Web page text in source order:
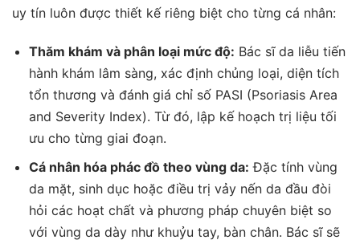
uy tín luôn được thiết kế riêng biệt cho từng cá nhân:
Thăm khám và phân loại mức độ: Bác sĩ da liễu tiến
hành khám lâm sàng, xác định chủng loại, diện tích
tổn thương và đánh giá chỉ số PASI (Psoriasis Area
and Severity Index). Từ đó, lập kế hoạch trị liệu tối
ưu cho từng giai đoạn.
Cá nhân hóa phác đồ theo vùng da: Đặc tính vùng
da mặt, sinh dục hoặc điều trị vảy nến da đầu đòi
hỏi các hoạt chất và phương pháp chuyên biệt so
với vùng da dày như khuỷu tay, bàn chân. Bác sĩ sẽ